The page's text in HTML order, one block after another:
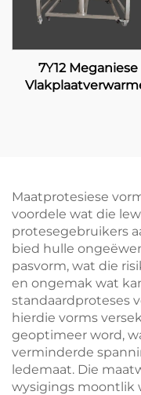
7Y12 Meganiese
Maatprotesiese
voordele wat die
protesegebruikers
bied hulle
pasvorm, wat die
en ongemak wat
standaardproteses
hierdie vorms
geoptimeer word,
verminderde
ledemaat. Die
wysigings moontlik